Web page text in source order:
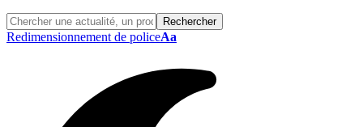
Redimensionnement de policeAa